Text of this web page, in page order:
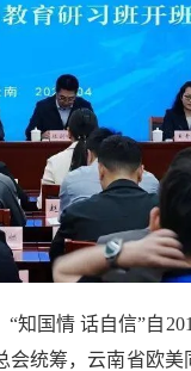
知国情 话自信”自
统筹，云南省欧